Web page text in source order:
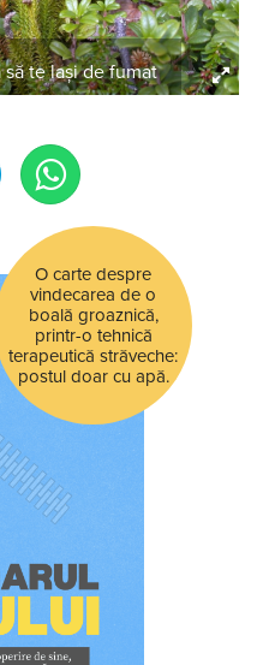
te lași de fumat
O carte despre
vindecarea de o
boală groaznică,
printr-o tehnică
terapeutică străveche:
postul doar cu apă.